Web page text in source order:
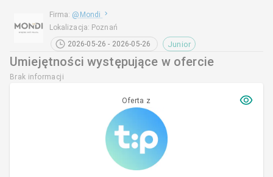
Firma: @ Mondi
Lokalizacja: Poznań
2026-05-26 - 2026-05-26
Junior
Umiejętności występujące w ofercie
Brak informacji
Oferta z